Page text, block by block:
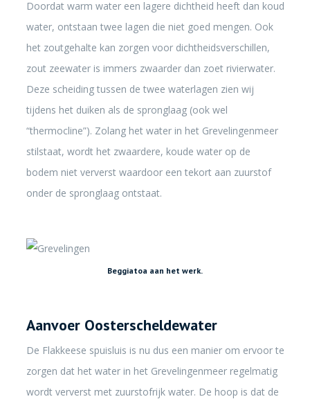
Doordat warm water een lagere dichtheid heeft dan koud
water, ontstaan twee lagen die niet goed mengen. Ook
het zoutgehalte kan zorgen voor dichtheidsverschillen,
zout zeewater is immers zwaarder dan zoet rivierwater.
Deze scheiding tussen de twee waterlagen zien wij
tijdens het duiken als de spronglaag (ook wel
“thermocline”). Zolang het water in het Grevelingenmeer
stilstaat, wordt het zwaardere, koude water op de
bodem niet ververst waardoor een tekort aan zuurstof
onder de spronglaag ontstaat.
Beggiatoa aan het werk.
Aanvoer Oosterscheldewater
De Flakkeese spuisluis is nu dus een manier om ervoor te
zorgen dat het water in het Grevelingenmeer regelmatig
wordt ververst met zuurstofrijk water. De hoop is dat de